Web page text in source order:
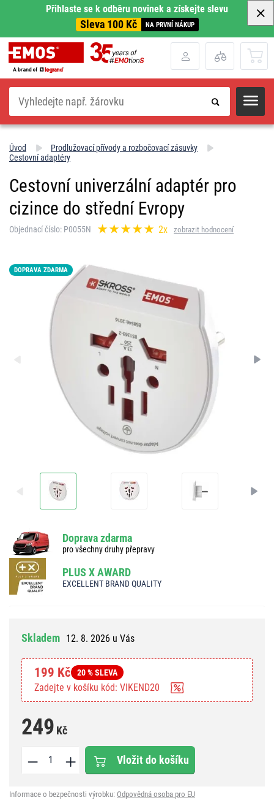
Přihlaste se k odběru novinek a získejte slevu
Sleva 100 Kč NA PRVNÍ NÁKUP
Hledat
Úvod
Prodlužovací přívody a rozbočovací zásuvky
Cestovní adaptéry
Cestovní univerzální adaptér pro
cizince do střední Evropy
Objednací číslo: P0055N 2x zobrazit hodnocení
DOPRAVA ZDARMA
Doprava zdarma
pro všechny druhy přepravy
PLUS X AWARD
EXCELLENT BRAND QUALITY
Skladem 12. 8. 2026 u Vás
199 Kč 20 % SLEVA
Zadejte v košíku kód: VIKEND20
249 Kč
Vložit do košíku
Informace o bezpečnosti výrobku: Odpovědná osoba pro EU